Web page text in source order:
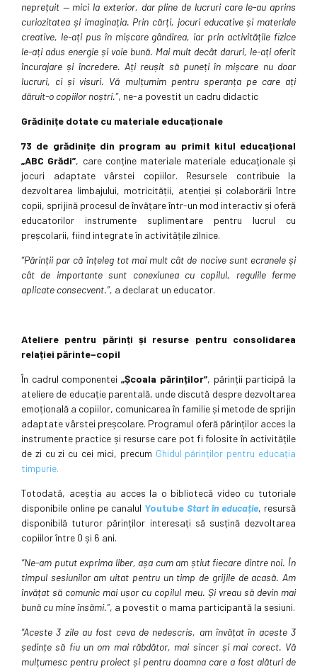
neprețuit — mici la exterior, dar pline de lucruri care le-au aprins
curiozitatea și imaginația. Prin cărți, jocuri educative și materiale
creative, le-ați pus în mișcare gândirea, iar prin activitățile fizice
le-ați adus energie și voie bună. Mai mult decât daruri, le-ați oferit
încurajare și încredere. Ați reușit să puneți în mișcare nu doar
lucruri, ci și visuri. Vă mulțumim pentru speranța pe care ați
dăruit-o copiilor noștri.”, ne-a povestit un cadru didactic
Grădinițe dotate cu materiale educaționale
73 de grădinițe din program au primit kitul educațional
„ABC Grădi”, care conține materiale materiale educaționale și
jocuri adaptate vârstei copiilor. Resursele contribuie la
dezvoltarea limbajului, motricității, atenției și colaborării între
copii, sprijină procesul de învățare într-un mod interactiv și oferă
educatorilor instrumente suplimentare pentru lucrul cu
preșcolarii, fiind integrate în activitățile zilnice.
“Părinții par că înțeleg tot mai mult cât de nocive sunt ecranele și
cât de importante sunt conexiunea cu copilul, regulile ferme
aplicate consecvent.”, a declarat un educator.
Ateliere pentru părinți și resurse pentru consolidarea
relației părinte–copil
În cadrul componentei„Școala părinților”, părinții participă la
ateliere de educație parentală, unde discută despre dezvoltarea
emoțională a copiilor, comunicarea în familie și metode de sprijin
adaptate vârstei preșcolare. Programul oferă părinților acces la
instrumente practice și resurse care pot fi folosite în activitățile
de zi cu zi cu cei mici, precum Ghidul părinților pentru educația
timpurie.
Totodată, aceștia au acces la o bibliotecă video cu tutoriale
disponibile online pe canalul Youtube Start în educație, resursă
disponibilă tuturor părinților interesați să susțină dezvoltarea
copiilor între 0 și 6 ani.
“Ne-am putut exprima liber, așa cum am știut fiecare dintre noi. În
timpul sesiunilor am uitat pentru un timp de grijile de acasă. Am
învățat să comunic mai ușor cu copilul meu. Și vreau să devin mai
bună cu mine însămi.”, a povestit o mama participantă la sesiuni.
“Aceste 3 zile au fost ceva de nedescris, am învățat în aceste 3
ședințe să fiu un om mai răbdător, mai sincer și mai corect. Vă
mulțumesc pentru proiect și pentru doamna care a fost alături de